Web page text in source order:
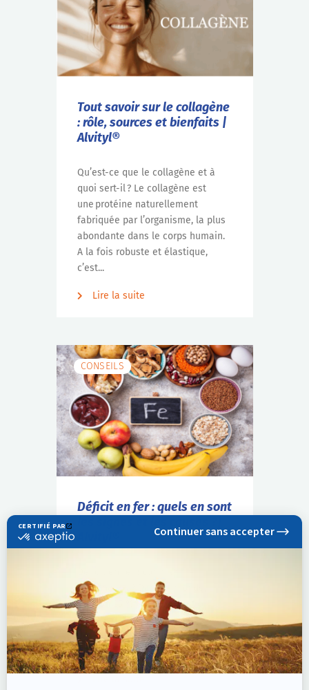
Tout savoir sur le collagène
: rôle, sources et bienfaits |
Alvityl®
Qu’est-ce que le collagène et à
quoi sert-il ? Le collagène est
une protéine naturellement
fabriquée par l’organisme, la plus
abondante dans le corps humain.
A la fois robuste et élastique,
c’est...
Lire la suite
CONSEILS
Déficit en fer : quels en sont
reconnaître ? Dans le monde,
environ 25 % de la population
souffre d’un déficit en fer. C’est
donc une situation plus fréquente
qu’on ne...